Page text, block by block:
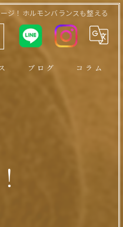
ジ！ホルモンバランスも整える
ブログ コラム